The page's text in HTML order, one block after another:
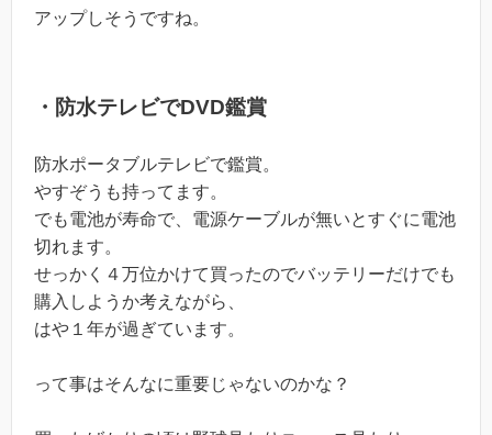
アップしそうですね。
・防水テレビでDVD鑑賞
防水ポータブルテレビで鑑賞。
やすぞうも持ってます。
でも電池が寿命で、電源ケーブルが無いとすぐに電池
切れます。
せっかく４万位かけて買ったのでバッテリーだけでも
購入しようか考えながら、
はや１年が過ぎています。
って事はそんなに重要じゃないのかな？